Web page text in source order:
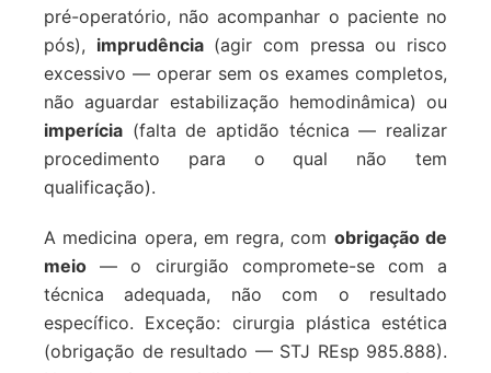
pré-operatório, não acompanhar o paciente no
pós), imprudência(agir com pressa ou risco
excessivo — operar sem os exames completos,
não aguardar estabilização hemodinâmica) ou
imperícia (falta de aptidão técnica — realizar
procedimento para o qual não tem
qualificação).
A medicina opera, em regra, com obrigação de
meio — o cirurgião compromete-se com a
técnica adequada, não com o resultado
específico. Exceção: cirurgia plástica estética
(obrigação de resultado — STJ REsp 985.888).